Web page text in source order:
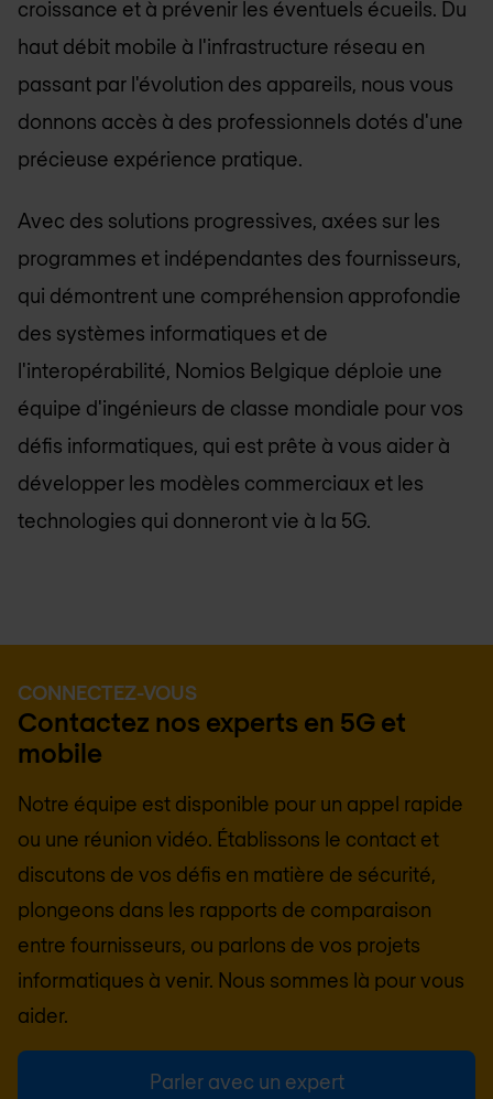
croissance et à prévenir les éventuels écueils. Du
haut débit mobile à l'infrastructure réseau en
passant par l'évolution des appareils, nous vous
donnons accès à des professionnels dotés d'une
précieuse expérience pratique.
Avec des solutions progressives, axées sur les
programmes et indépendantes des fournisseurs,
qui démontrent une compréhension approfondie
des systèmes informatiques et de
l'interopérabilité, Nomios Belgique déploie une
équipe d'ingénieurs de classe mondiale pour vos
défis informatiques, qui est prête à vous aider à
développer les modèles commerciaux et les
technologies qui donneront vie à la 5G.
CONNECTEZ-VOUS
Contactez nos experts en 5G et
mobile
Notre équipe est disponible pour un appel rapide
ou une réunion vidéo. Établissons le contact et
discutons de vos défis en matière de sécurité,
plongeons dans les rapports de comparaison
entre fournisseurs, ou parlons de vos projets
informatiques à venir. Nous sommes là pour vous
aider.
Parler avec un expert